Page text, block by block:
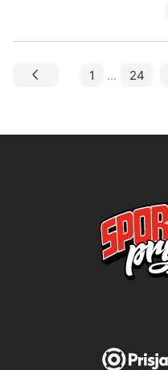
1 ... 24